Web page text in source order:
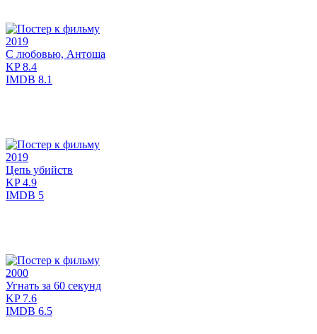
2019
С любовью, Антоша
KP8.4
IMDB 8.1
2019
Цепь убийств
KP4.9
IMDB 5
2000
Угнать за 60 секунд
KP7.6
IMDB 6.5